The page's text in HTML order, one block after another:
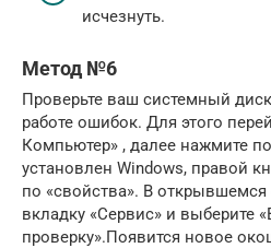
исчезнуть.
Метод №6
Проверьте ваш системный
работе ошибок. Для этого
Компьютер» , далее нажмите
установлен Windows, правой
по «свойства». В
вкладку «Сервис» и выберите
проверку».Появится новое